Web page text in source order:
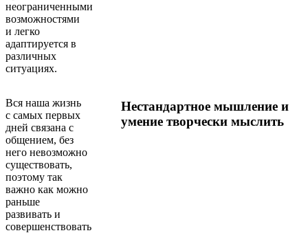
неограниченными
возможностями
и легко
адаптируется в
различных
ситуациях.
Вся наша жизнь
с самых первых
дней связана с
общением, без
него невозможно
существовать,
поэтому так
важно как можно
раньше
развивать и
совершенствовать
Нестандартное мышление и
умение творчески мыслить